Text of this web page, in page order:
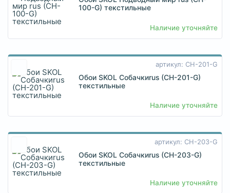
100-G) текстильные
Наличие уточняйте
артикул: CH-201-G
Обои SKOL Собачкиrus (CH-201-G)
текстильные
Наличие уточняйте
артикул: CH-203-G
Обои SKOL Собачкиrus (CH-203-G)
текстильные
Наличие уточняйте